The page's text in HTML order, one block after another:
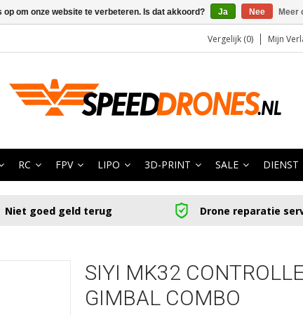
Vergelijk (0) Mijn
RC FPV LIPO 3D-PRINT SALE DIENST
Niet goed geld terug Drone reparatie
SIYI MK32
GIMBAL COMBO
op om onze website te verbeteren. Is dat akkoord? Ja Nee Meer